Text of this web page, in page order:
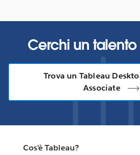
Cerchi un talento
Trova un Tableau
Associate
Cos'è Tableau?